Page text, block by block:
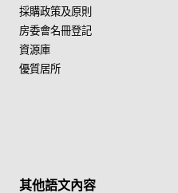
採購政策及原則
房委會名冊登記
資源庫
優質居所
其他語文內容